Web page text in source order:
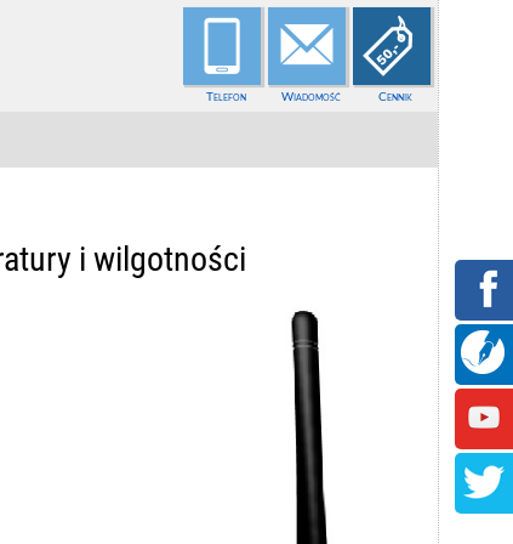
Telefon Wiadomość Cennik
i wilgotności